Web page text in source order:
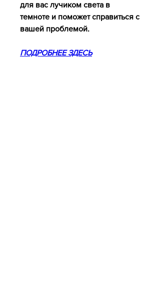
для вас лучиком света в
темноте и поможет справиться с
вашей проблемой.
ПОДРОБНЕЕ ЗДЕСЬ